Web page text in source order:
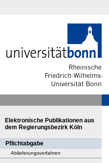
Elektronische Publikationen aus
dem Regierungsbezirk Köln
Pflichtabgabe
Ablieferungsverfahren